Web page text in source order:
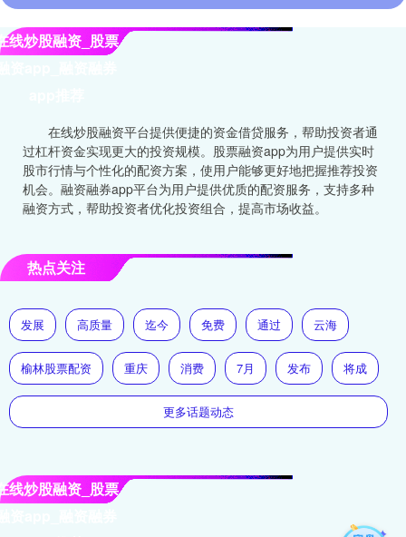
线炒股融资_股票
在线炒股融资平台提供便捷的资金借贷服务，帮助投资者通
过杠杆资金实现更大的投资规模。股票融资app为用户提供实时
股市行情与个性化的配资方案，使用户能够更好地把握推荐投资
机会。融资融券app平台为用户提供优质的配资服务，支持多种
融资方式，帮助投资者优化投资组合，提高市场收益。
热点关注
发展 高质量 迄今 免费 通过 云海
榆林股票配资 重庆 消费 7月 发布 将成
更多话题动态
线炒股融资_股票